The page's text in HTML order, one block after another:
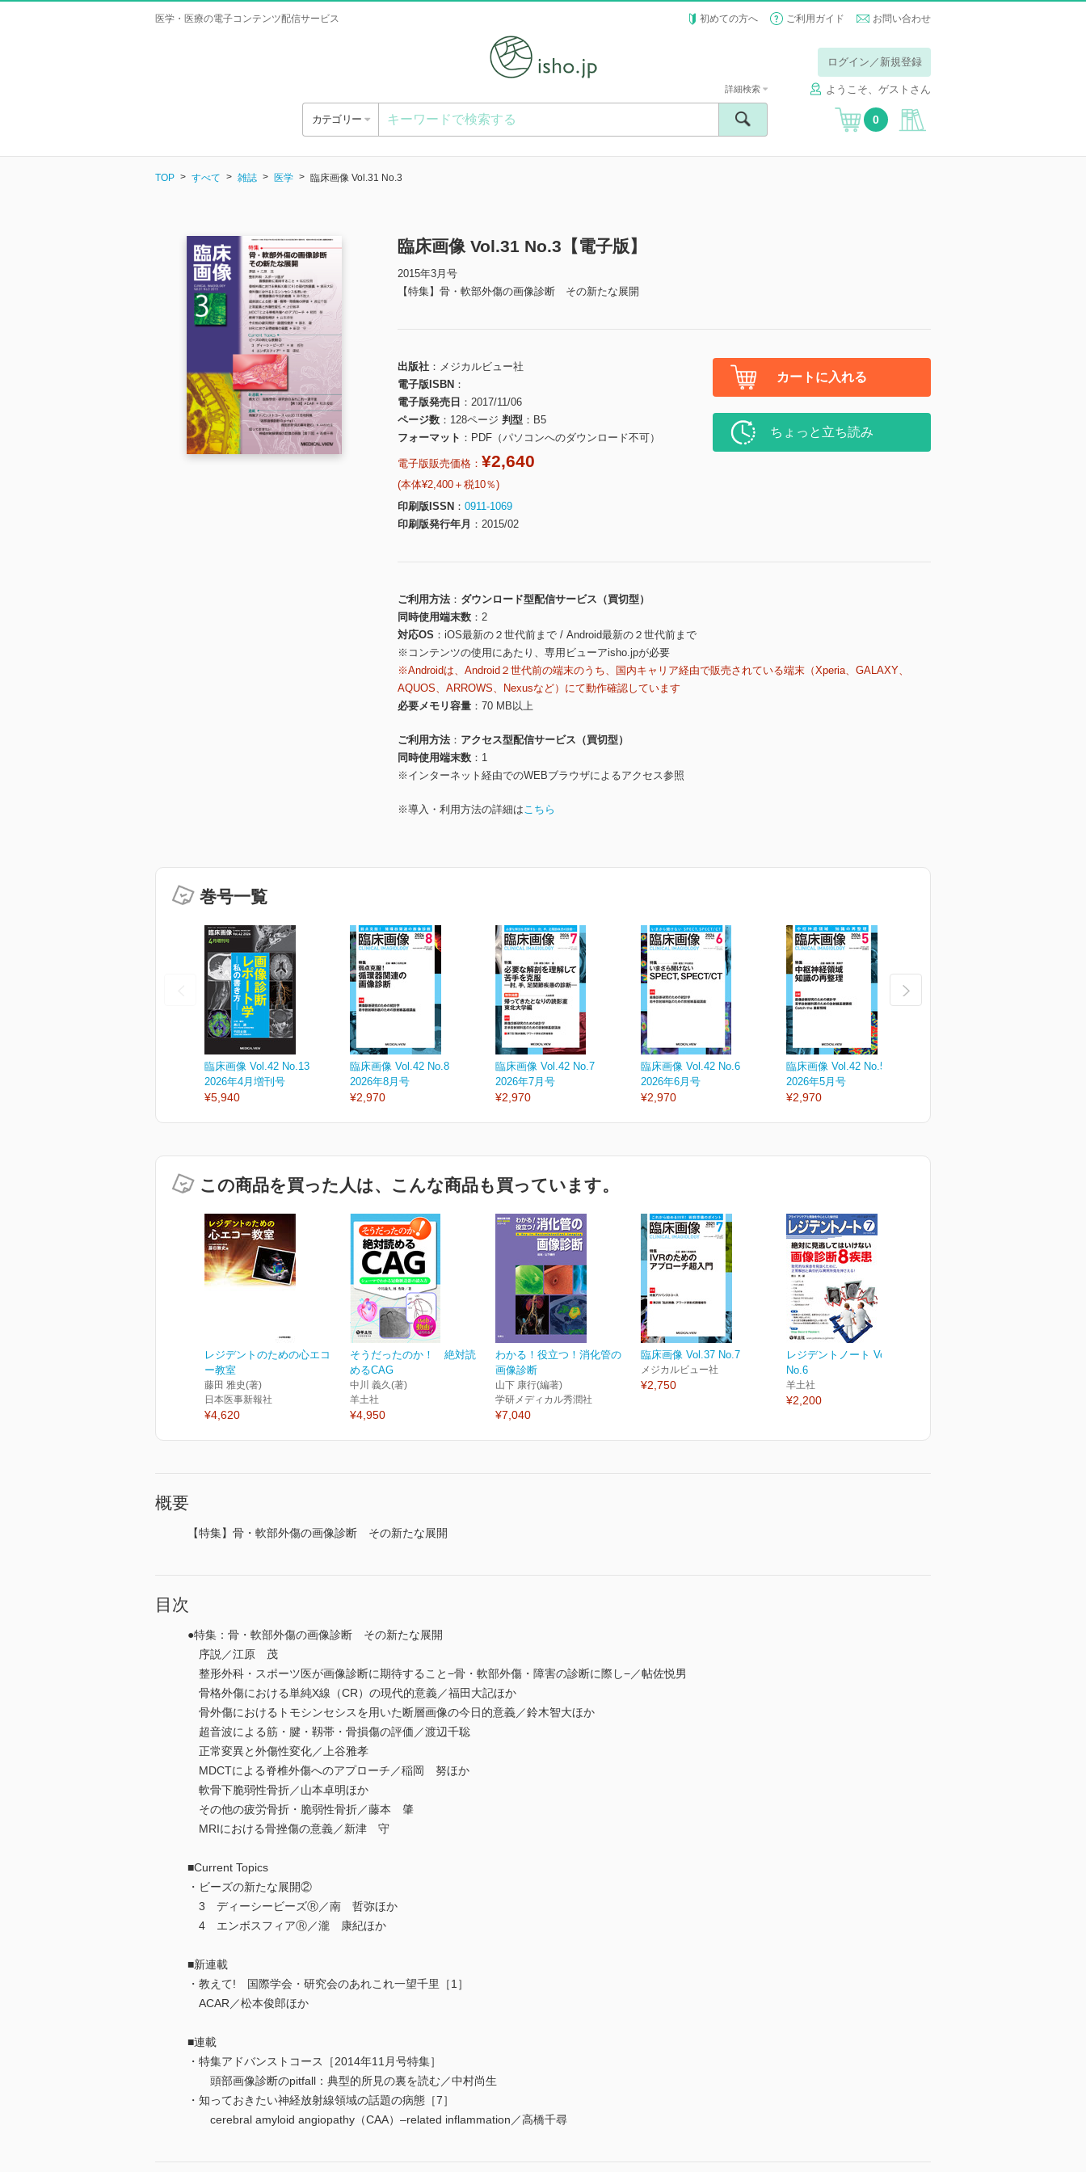
医学・医療の電子コンテンツ配信サービス 初めての方へ ご利用ガイド お問い合わせ
ログイン／新規登録
ようこそ、ゲストさん
カテゴリー
詳細検索
0
TOP すべて 雑誌 医学 臨床画像 Vol.31 No.3
臨床画像 Vol.31 No.3【電子版】
2015年3月号
【特集】骨・軟部外傷の画像診断 その新たな展開
出版社
メジカルビュー社
電子版ISBN
電子版発売日
2017/11/06
ページ数
128ページ 判型
B5
フォーマット
PDF（パソコンへのダウンロード不可）
電子版販売価格： ¥2,640
(本体¥2,400＋税10％)
印刷版ISSN
0911-1069
印刷版発行年月
2015/02
カートに入れる
ちょっと立ち読み
ご利用方法
ダウンロード型配信サービス（買切型）
同時使用端末数
2
対応OS
iOS最新の２世代前まで / Android最新の２世代前まで
※コンテンツの使用にあたり、専用ビューアisho.jpが必要
※Androidは、Android２世代前の端末のうち、国内キャリア経由で販売されている端末（Xperia、GALAXY、
AQUOS、ARROWS、Nexusなど）にて動作確認しています
必要メモリ容量
70 MB以上
ご利用方法
アクセス型配信サービス（買切型）
同時使用端末数
1
※インターネット経由でのWEBブラウザによるアクセス参照
※導入・利用方法の詳細はこちら
巻号一覧
臨床画像 Vol.42 No.13
2026年4月増刊号
¥5,940
臨床画像 Vol.42 No.8
2026年8月号
¥2,970
臨床画像 Vol.42 No.7
2026年7月号
¥2,970
臨床画像 Vol.42 No.6
2026年6月号
¥2,970
臨床画像 Vol.42 No.5
2026年5月号
¥2,970
この商品を買った人は、こんな商品も買っています。
レジデントのための心エコ
ー教室
藤田 雅史(著)
日本医事新報社
¥4,620
そうだったのか！ 絶対読
めるCAG
中川 義久(著)
羊土社
¥4,950
わかる！役立つ！消化管の
画像診断
山下 康行(編著)
学研メディカル秀潤社
¥7,040
臨床画像 Vol.37 No.7
メジカルビュー社
¥2,750
レジデントノート Vol.23
No.6
羊土社
¥2,200
概要
【特集】骨・軟部外傷の画像診断 その新たな展開
目次
●特集：骨・軟部外傷の画像診断 その新たな展開
序説／江原 茂
整形外科・スポーツ医が画像診断に期待すること−骨・軟部外傷・障害の診断に際し−／帖佐悦男
骨格外傷における単純X線（CR）の現代的意義／福田大記ほか
骨外傷におけるトモシンセシスを用いた断層画像の今日的意義／鈴木智大ほか
超音波による筋・腱・靱帯・骨損傷の評価／渡辺千聡
正常変異と外傷性変化／上谷雅孝
MDCTによる脊椎外傷へのアプローチ／稲岡 努ほか
軟骨下脆弱性骨折／山本卓明ほか
その他の疲労骨折・脆弱性骨折／藤本 肇
MRIにおける骨挫傷の意義／新津 守
■Current Topics
・ビーズの新たな展開②
3 ディーシービーズⓇ／南 哲弥ほか
4 エンボスフィアⓇ／瀧 康紀ほか
■新連載
・教えて! 国際学会・研究会のあれこれ一望千里［1］
ACAR／松本俊郎ほか
■連載
・特集アドバンストコース［2014年11月号特集］
頭部画像診断のpitfall：典型的所見の裏を読む／中村尚生
・知っておきたい神経放射線領域の話題の病態［7］
cerebral amyloid angiopathy（CAA）–related inflammation／高橋千尋